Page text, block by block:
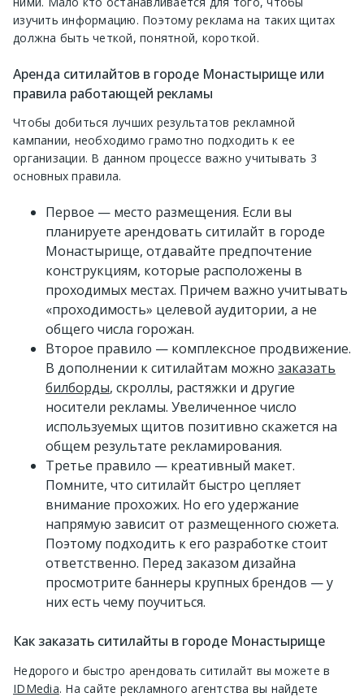
изучить информацию. Поэтому реклама на таких щитах
должна быть четкой, понятной, короткой.
Аренда ситилайтов в городе Монастырище или
правила работающей рекламы
Чтобы добиться лучших результатов рекламной
кампании, необходимо грамотно подходить к ее
организации. В данном процессе важно учитывать 3
основных правила.
Первое — место размещения. Если вы
планируете арендовать ситилайт в городе
Монастырище, отдавайте предпочтение
конструкциям, которые расположены в
проходимых местах. Причем важно учитывать
«проходимость» целевой аудитории, а не
общего числа горожан.
Второе правило — комплексное продвижение.
В дополнении к ситилайтам можно заказать
билборды, скроллы, растяжки и другие
носители рекламы. Увеличенное число
используемых щитов позитивно скажется на
общем результате рекламирования.
Третье правило — креативный макет.
Помните, что ситилайт быстро цепляет
внимание прохожих. Но его удержание
напрямую зависит от размещенного сюжета.
Поэтому подходить к его разработке стоит
ответственно. Перед заказом дизайна
просмотрите баннеры крупных брендов — у
них есть чему поучиться.
Как заказать ситилайты в городе Монастырище
Недорого и быстро арендовать ситилайт вы можете в
IDMedia. На сайте рекламного агентства вы найдете